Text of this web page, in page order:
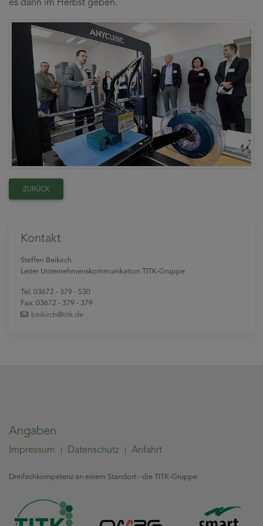
es dann im Herbst geben.
ZURÜCK
Kontakt
Steffen Beikirch
Leiter Unternehmenskommunikation TITK-Gruppe
Tel: 03672 - 379 - 530
Fax: 03672 - 379 - 379
beikirch@titk.de
Angaben
Impressum Datenschutz Anfahrt
Dreifachkompetenz an einem Standort - die TITK-Gruppe